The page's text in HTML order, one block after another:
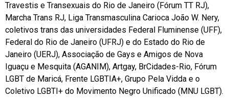
Travestis e Transexuais do Rio de Janeiro (Fórum TT RJ),
Marcha Trans RJ, Liga Transmasculina Carioca João W. Nery,
coletivos trans das universidades Federal Fluminense (UFF),
Federal do Rio de Janeiro (UFRJ) e do Estado do Rio de
Janeiro (UERJ), Associação de Gays e Amigos de Nova
Iguaçu e Mesquita (AGANIM), Artgay, BrCidades-Rio, Fórum
LGBT de Maricá, Frente LGBTIA+, Grupo Pela Vidda e o
Coletivo LGBTI+ do Movimento Negro Unificado (MNU LGBT).